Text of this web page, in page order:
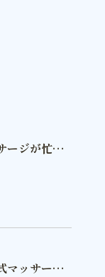
ージが忙し
マッサージ